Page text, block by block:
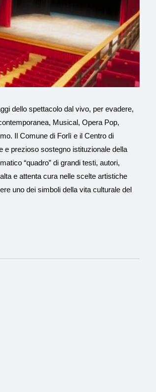
dello spettacolo dal vivo, per evadere,
Musical, Opera Pop,
Il Comune di Forlì e il Centro di
e prezioso sostegno istituzionale della
“quadro” di grandi testi, autori,
e attenta cura nelle scelte artistiche
uno dei simboli della vita culturale del